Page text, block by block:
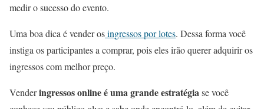
medir o sucesso do evento.
Uma boa dica é vender osingressos por lotes. Dessa forma você
instiga os participantes a comprar, pois eles irão querer adquirir os
ingressos com melhor preço.
Venderingressos online é uma grande estratégiase você